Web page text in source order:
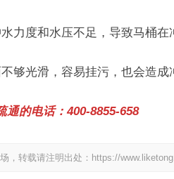
度和水压不足，导致马桶在
光滑，容易挂污，也会造成
通的电话：400-8855-658
，转载请注明出处：https://